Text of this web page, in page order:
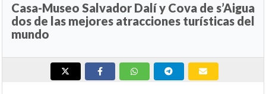
Casa-Museo Salvador Dalí y Cova de s’Aigua
dos de las mejores atracciones turísticas del
mundo